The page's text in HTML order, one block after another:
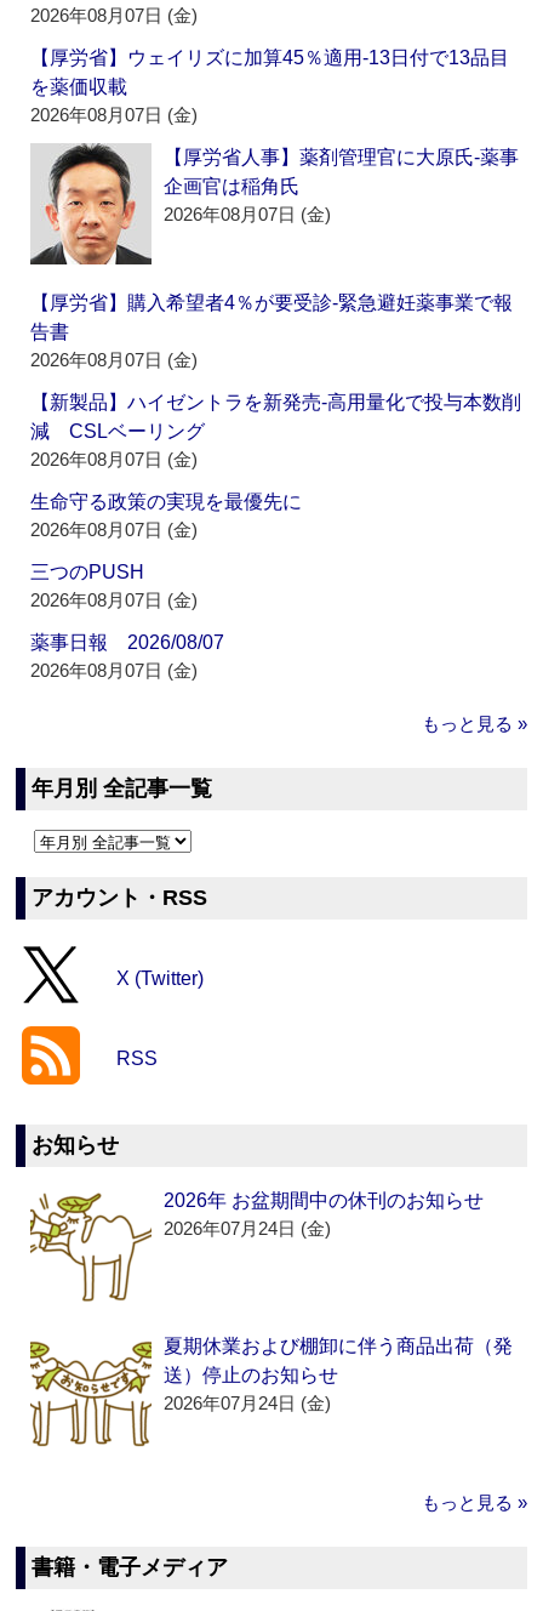
2026年08月07日 (金)
【厚労省】ウェイリズに加算45％適用‐13日付で13品目
を薬価収載
2026年08月07日 (金)
【厚労省人事】薬剤管理官に大原氏‐薬事
企画官は稲角氏
2026年08月07日 (金)
【厚労省】購入希望者4％が要受診‐緊急避妊薬事業で報
告書
2026年08月07日 (金)
【新製品】ハイゼントラを新発売‐高用量化で投与本数削
減 CSLベーリング
2026年08月07日 (金)
生命守る政策の実現を最優先に
2026年08月07日 (金)
三つのPUSH
2026年08月07日 (金)
薬事日報 2026/08/07
2026年08月07日 (金)
もっと見る »
年月別 全記事一覧
アカウント・RSS
X (Twitter)
RSS
お知らせ
2026年 お盆期間中の休刊のお知らせ
2026年07月24日 (金)
夏期休業および棚卸に伴う商品出荷（発
送）停止のお知らせ
2026年07月24日 (金)
もっと見る »
書籍・電子メディア